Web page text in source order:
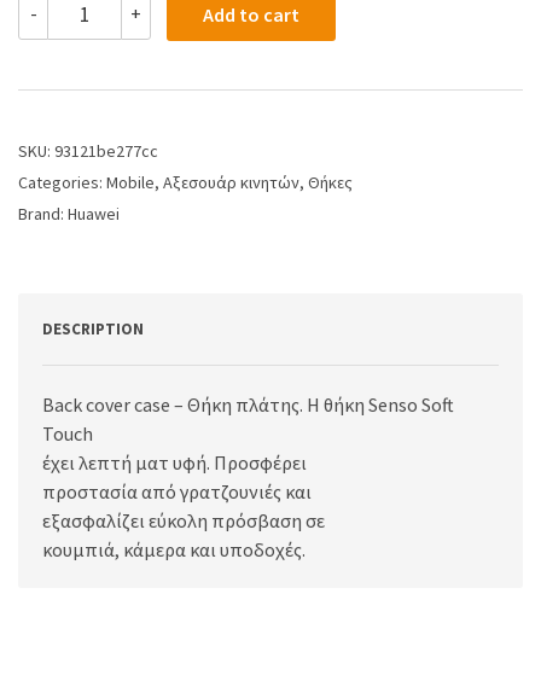
- + Add to cart
SKU: 93121be277cc
Categories: Mobile, Αξεσουάρ κινητών, Θήκες
Brand: Huawei
DESCRIPTION
Back cover case – Θήκη πλάτης. Η θήκη Senso Soft
Touch
έχει λεπτή ματ υφή. Προσφέρει
προστασία από γρατζουνιές και
εξασφαλίζει εύκολη πρόσβαση σε
κουμπιά, κάμερα και υποδοχές.